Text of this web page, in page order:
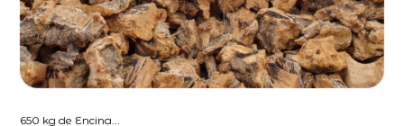
650 kg de Encina...